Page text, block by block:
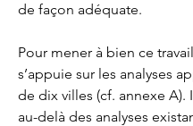
de façon adéquate.
Pour mener à bien ce
s’appuie sur les analyses
de dix villes (cf. annexe A).
au-delà des analyses